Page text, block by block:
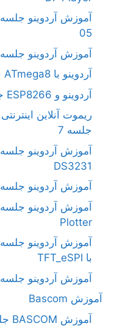
05
آموزش آردوینو جلسه 4 – سروو موتور
آردوینو با ATmega8 جلسه 5
آردوینو و ESP8266 جلسه 6
جلسه 7
DS3231
آموزش آردوینو جلسه 9 – ماژول LCD I2C
Plotter
با TFT_eSPI
آموزش آردوینو جلسه 12 – اتصال LCD 16×2
آموزش Bascom
آموزش BASCOM جلسه اول